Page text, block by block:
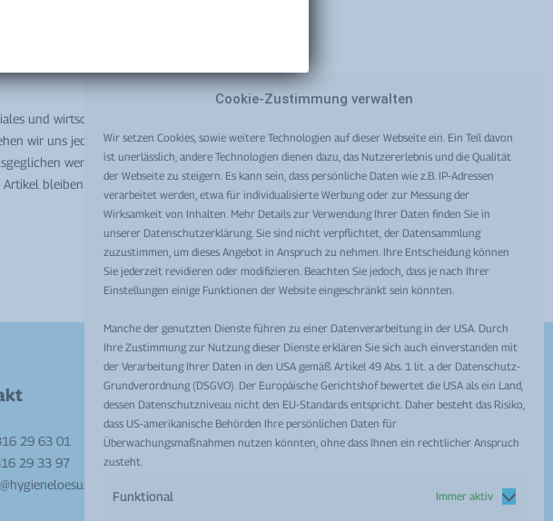
Cookie-Zustimmung verwalten
Wir setzen Cookies, sowie weitere Technologien auf dieser Webseite ein. Ein Teil davon
ist unerlässlich, andere Technologien dienen dazu, das Nutzererlebnis und die Qualität
der Webseite zu steigern. Es kann sein, dass persönliche Daten wie z.B. IP-Adressen
verarbeitet werden, etwa für individualisierte Werbung oder zur Messung der
Wirksamkeit von Inhalten. Mehr Details zur Verwendung Ihrer Daten finden Sie in
unserer Datenschutzerklärung. Sie sind nicht verpflichtet, der Datensammlung
zuzustimmen, um dieses Angebot in Anspruch zu nehmen. Ihre Entscheidung können
Sie jederzeit revidieren oder modifizieren. Beachten Sie jedoch, dass je nach Ihrer
Einstellungen einige Funktionen der Website eingeschränkt sein könnten.
Manche der genutzten Dienste führen zu einer Datenverarbeitung in der USA. Durch
Ihre Zustimmung zur Nutzung dieser Dienste erklären Sie sich auch einverstanden mit
der Verarbeitung Ihrer Daten in den USA gemäß Artikel 49 Abs. 1 lit. a der Datenschutz-
Grundverordnung (DSGVO). Der Europäische Gerichtshof bewertet die USA als ein Land,
dessen Datenschutzniveau nicht den EU-Standards entspricht. Daher besteht das Risiko,
dass US-amerikanische Behörden Ihre persönlichen Daten für
Überwachungsmaßnahmen nutzen könnten, ohne dass Ihnen ein rechtlicher Anspruch
zusteht.
Funktional Immer aktiv
und wirtschaftliches Leben konfrontiert. Die Talsohle scheint überwunden
wir uns jedoch am Markt auch mit steigenden Kosten in den Bereichen
werden können. Diese Tatsache zwingt uns dazu die Preise aller
bleiben von dieser Maßnahme bis auf weiteres unberührt.
29 63 01
29 33 97
Hier finden Sie uns
Mag. Robert Krampl e.U.